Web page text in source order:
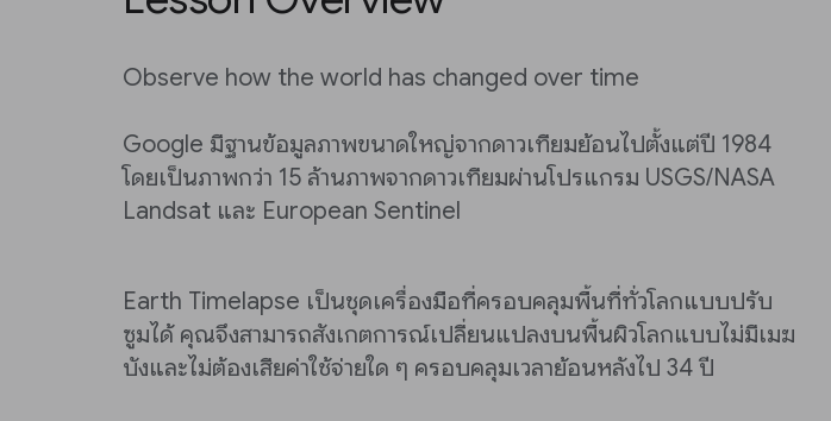
Observe how the world has changed over time
Google มีฐานข้อมูลภาพขนาดใหญ่จากดาวเทียมย้อนไปตั้งแต่ปี 1984
โดยเป็นภาพกว่า 15 ล้านภาพจากดาวเทียมผ่านโปรแกรม USGS/NASA
Landsat และ European Sentinel
Earth Timelapse เป็นชุดเครื่องมือที่ครอบคลุมพื้นที่ทั่วโลกแบบปรับ
ซูมได้ คุณจึงสามารถสังเกตการณ์เปลี่ยนแปลงบนพื้นผิวโลกแบบไม่มีเมฆ
บังและไม่ต้องเสียค่าใช้จ่ายใด ๆ ครอบคลุมเวลาย้อนหลังไป 34 ปี